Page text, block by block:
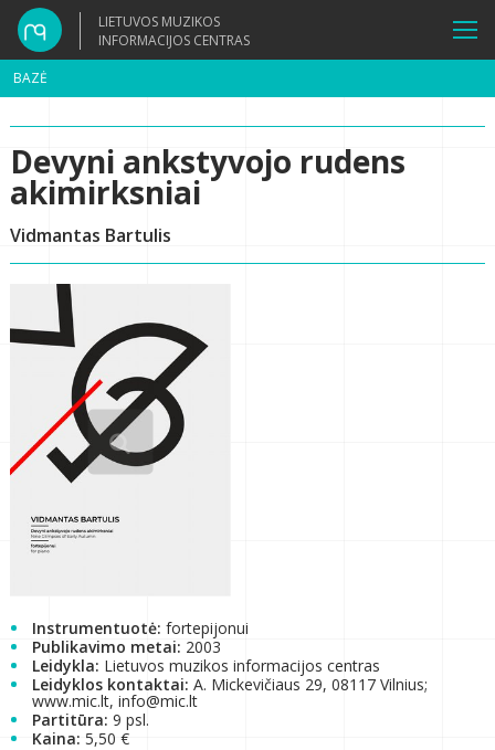
LIETUVOS MUZIKOS
INFORMACIJOS CENTRAS
BAZĖ
Devyni ankstyvojo rudens
akimirksniai
Vidmantas Bartulis
Instrumentuotė: fortepijonui
Publikavimo metai: 2003
Leidykla: Lietuvos muzikos informacijos centras
Leidyklos kontaktai: A. Mickevičiaus 29, 08117 Vilnius;
www.mic.lt, info@mic.lt
Partitūra: 9 psl.
Kaina: 5,50 €